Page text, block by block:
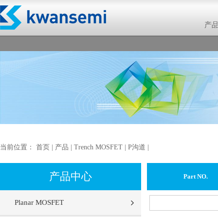
产
当前位置： 首页 产品 Trench MOSFET P沟道
产品中心
Planar MOSFET
Part NO.